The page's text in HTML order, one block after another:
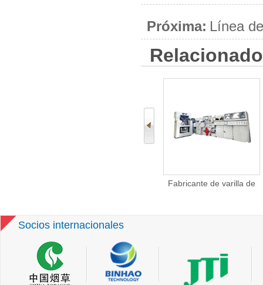
Próxima: Línea
Fabricante de varilla de
Socios internacionales